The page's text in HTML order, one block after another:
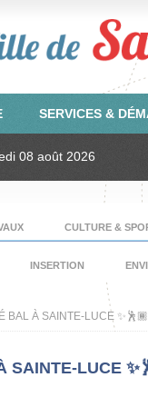
SERVICES &
08 août 2026
CULTURE &
INSERTION
BAL À SAINTE-LUCE ✨🕺🏾
SAINTE-LUCE